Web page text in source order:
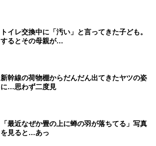
トイレ交換中に「汚い」と言ってきた子ども。
するとその母親が…
新幹線の荷物棚からだんだん出てきたヤツの姿
に…思わず二度見
「最近なぜか畳の上に蝉の羽が落ちてる」写真
を見ると…あっ